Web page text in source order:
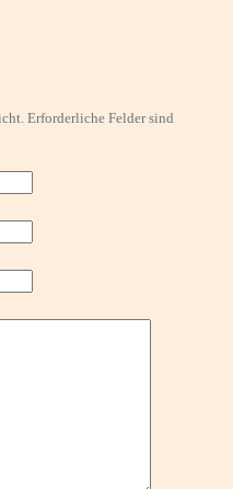
Erforderliche Felder sind